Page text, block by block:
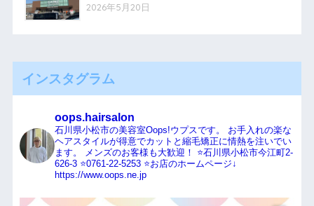
2026年5月20日
インスタグラム
oops.hairsalon
石川県小松市の美容室Oops!ウプスです。
お手入れの楽な
ヘアスタイルが得意でカットと縮毛矯正に情熱を注いでい
ます。
メンズのお客様も大歓迎！
⭐️石川県小松市今江町2-
626-3⭐️0761-22-5253⭐️お店のホームページ↓
https://www.oops.ne.jp